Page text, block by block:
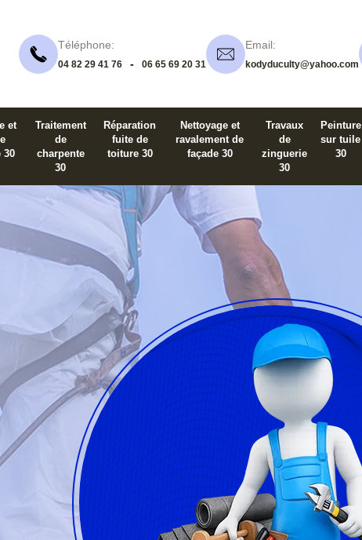
Téléphone:
04 82 29 41 76 - 06 65 69 20 31
Email:
kodyduculty@yahoo.com
et
30
Traitement
de
charpente
30
Réparation
fuite de
toiture 30
Nettoyage et
ravalement de
façade 30
Travaux
de
zinguerie
30
Peinture
sur tuile
30